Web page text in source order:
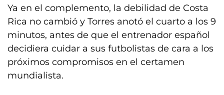
Ya en el complemento, la debilidad de Costa
Rica no cambió y Torres anotó el cuarto a los 9
minutos, antes de que el entrenador español
decidiera cuidar a sus futbolistas de cara a los
próximos compromisos en el certamen
mundialista.